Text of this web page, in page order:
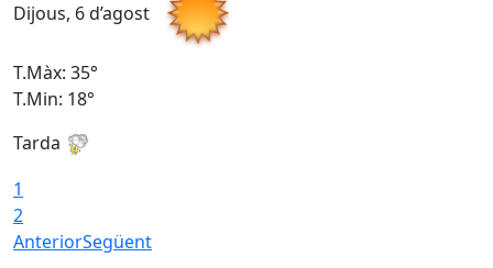
Dijous, 6 d’agost
T.Màx: 35°
T.Min: 18°
Tarda
1
2
AnteriorSegüent